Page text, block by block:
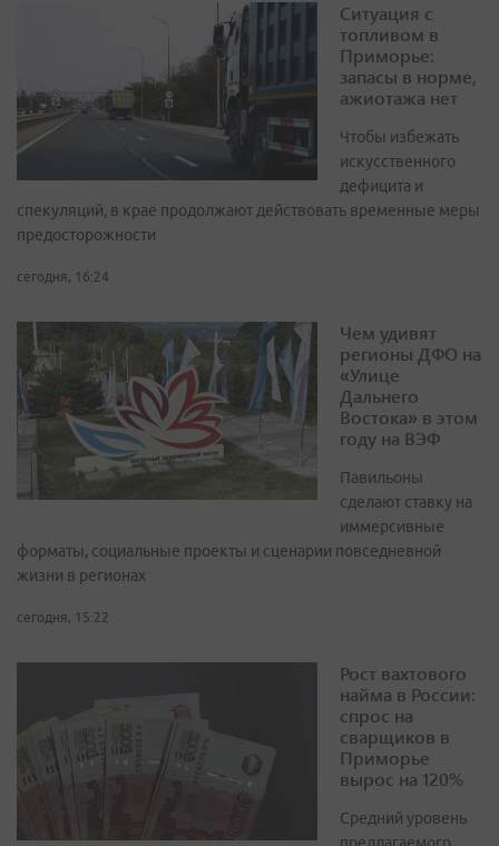
Ситуация с
топливом в
Приморье:
запасы в норме,
ажиотажа нет
Чтобы избежать
искусственного
дефицита и
спекуляций, в крае продолжают действовать временные меры
предосторожности
сегодня, 16:24
Чем удивят
регионы ДФО на
«Улице
Дальнего
Востока» в этом
году на ВЭФ
Павильоны
сделают ставку на
иммерсивные
форматы, социальные проекты и сценарии повседневной
жизни в регионах
сегодня, 15:22
Рост вахтового
найма в России:
спрос на
сварщиков в
Приморье
вырос на 120%
Средний уровень